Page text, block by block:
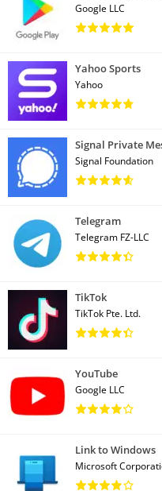
Google LLC
Yahoo Sports
Yahoo
Signal Private
Signal Foundation
Telegram
Telegram FZ-LLC
TikTok
TikTok Pte. Ltd.
YouTube
Google LLC
Link to Windows
Microsoft